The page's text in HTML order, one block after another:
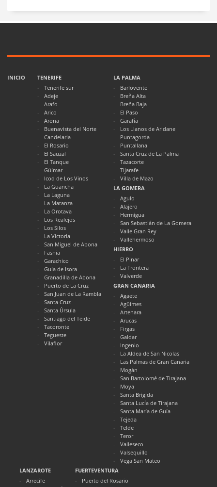
INICIO
TENERIFE
Tenerife sur
Adeje
Arafo
Arico
Arona
Buenavista del Norte
Candelaria
El Rosario
El Sauzal
El Tanque
Güímar
Icod de Los Vinos
La Guancha
La Laguna
La Matanza
La Orotava
Los Realejos
Los Silos
La Victoria
San Miguel de Abona
Fasnia
Garachico
Guía de Isora
Granadilla de Abona
Puerto de La Cruz
San Juan de La Rambla
Santa Cruz
Santa Úrsula
Santiago del Teide
Tacoronte
Tegueste
Vilaflor
LA PALMA
Barlovento
Breña Alta
Breña Baja
El Paso
Garafía
Los Llanos de Aridane
Puntagorda
Puntallana
Santa Cruz de La Palma
Tazacorte
Tijarafe
Villa de Mazo
LA GOMERA
Agulo
Alajero
Hermigua
San Sebastián de La Gomera
Valle Gran Rey
Vallehermoso
HIERRO
El Pinar
La Frontera
Valverde
GRAN CANARIA
Agaete
Agüimes
Artenara
Arucas
Firgas
Galdar
Ingenio
La Aldea de San Nicolas
Las Palmas de Gran Canaria
Mogán
San Bartolomé de Tirajana
Moya
Santa Brigida
Santa Lucía de Tirajana
Santa María de Guía
Tejeda
Telde
Teror
Valleseco
Valsequillo
Vega San Mateo
LANZAROTE
Arrecife
FUERTEVENTURA
Puerto del Rosario